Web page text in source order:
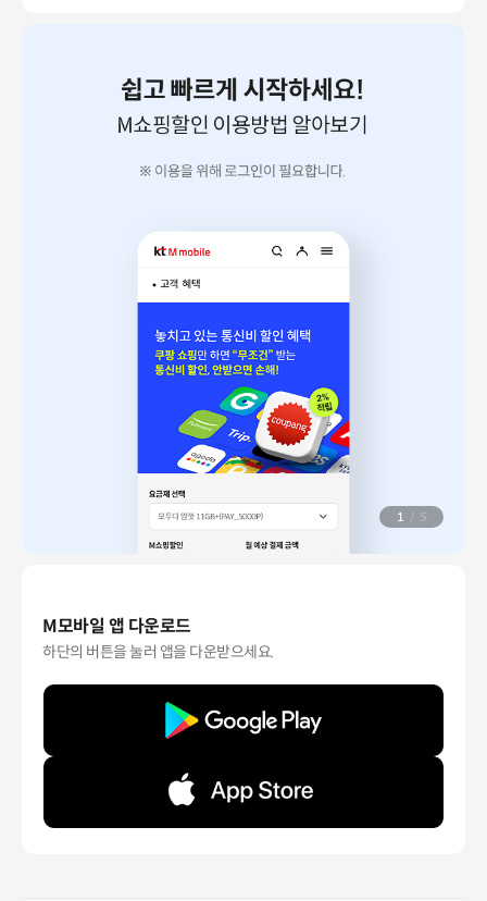
1 / 5
M모바일 앱 다운로드
하단의 버튼을 눌러 앱을 다운받으세요.